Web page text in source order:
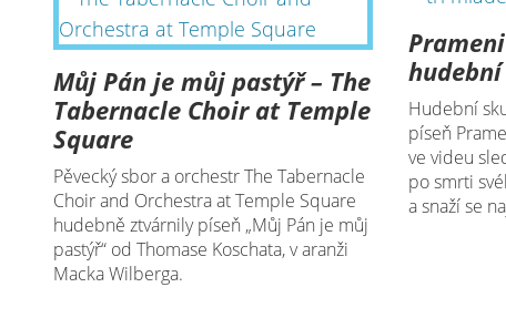
Můj Pán je můj pastýř – The
Tabernacle Choir at Temple
Square
Pěvecký sbor a orchestr The Tabernacle
Choir and Orchestra at Temple Square
hudebně ztvárnily píseň „Můj Pán je můj
pastýř“ od Thomase Koschata, v aranži
Macka Wilberga.
Hudební
píseň
ve videu
po smrti
a snaží se